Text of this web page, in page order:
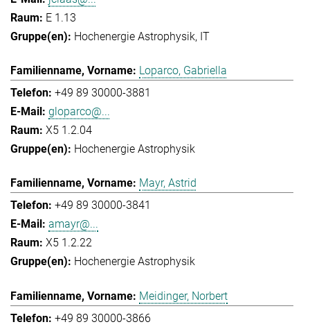
E 1.13
Hochenergie Astrophysik IT
Loparco, Gabriella
+49 89 30000-3881
gloparco@...
X5 1.2.04
Hochenergie Astrophysik
Mayr, Astrid
+49 89 30000-3841
amayr@...
X5 1.2.22
Hochenergie Astrophysik
Meidinger, Norbert
+49 89 30000-3866